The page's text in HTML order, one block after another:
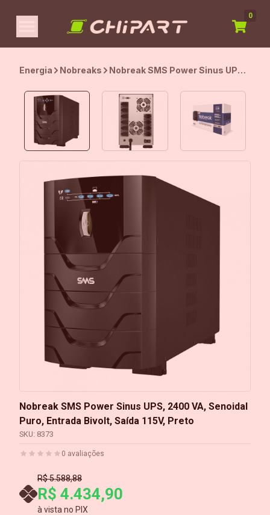
0
Energia Nobreaks
Nobreak SMS Power Sinus UPS,
Bivolt, Saída 115V, Preto
Nobreak SMS Power Sinus UPS, 2400 VA, Senoidal
Puro, Entrada Bivolt, Saída 115V, Preto
SKU: 8373
0 avaliações
R$ 5.588,88
R$ 4.434,90
à vista no PIX